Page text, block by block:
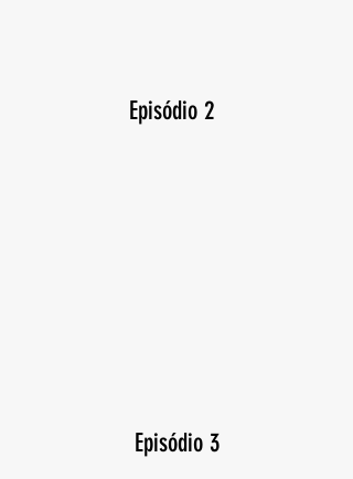
Episódio 2
Episódio 3